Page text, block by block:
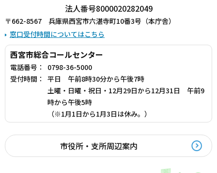
法人番号8000020282049
〒662-8567 兵庫県西宮市六湛寺町10番3号（本庁舎）
窓口受付時間についてはこちら
西宮市総合コールセンター
電話番号：
0798-36-5000
受付時間：
平日 午前8時30分から午後7時
土曜・日曜・祝日・12月29日から12月31日 午前9
時から午後5時
（※1月1日から1月3日は休み。）
市役所・支所周辺案内